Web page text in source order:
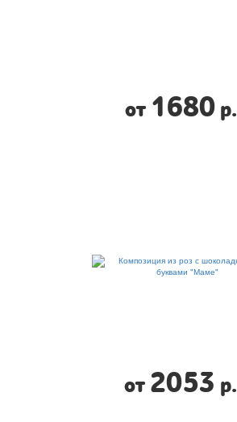
от 1680р.
от 2053 р.